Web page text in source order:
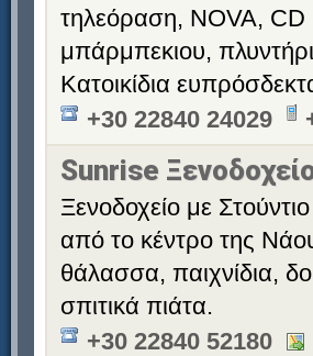
τηλεόραση, NOVA,
μπάρμπεκιου,
Κατοικίδια
+30 22840 24029
Sunrise
Ξενοδοχείο με
από το κέντρο της
θάλασσα, παιχνίδια,
σπιτικά πιάτα.
+30 22840 52180